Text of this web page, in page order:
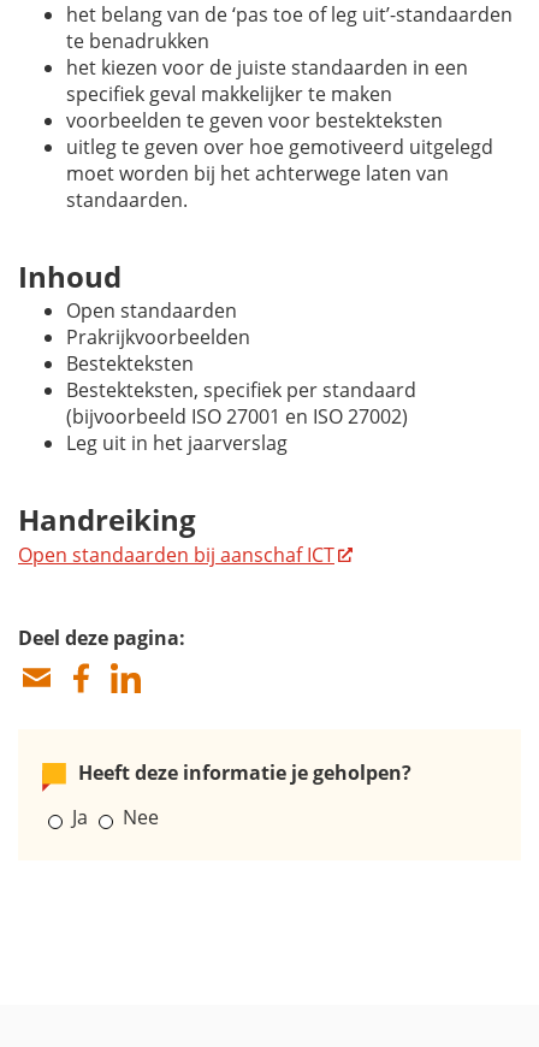
het belang van de ‘pas toe of leg uit’-standaarden
te benadrukken
het kiezen voor de juiste standaarden in een
specifiek geval makkelijker te maken
voorbeelden te geven voor bestekteksten
uitleg te geven over hoe gemotiveerd uitgelegd
moet worden bij het achterwege laten van
standaarden.
Inhoud
Open standaarden
Prakrijkvoorbeelden
Bestekteksten
Bestekteksten, specifiek per standaard
(bijvoorbeeld ISO 27001 en ISO 27002)
Leg uit in het jaarverslag
Handreiking
Open standaarden bij aanschaf ICT
Deel deze pagina:
Heeft deze informatie je geholpen?
Ja
Nee